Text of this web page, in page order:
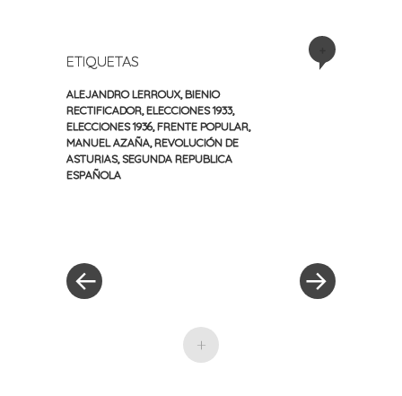
ETIQUETAS
ALEJANDRO LERROUX, BIENIO
RECTIFICADOR ELECCIONES 1933,
ELECCIONES 1936, FRENTE POPULAR
MANUEL AZAÑA REVOLUCIÓN DE
ASTURIAS, SEGUNDA REPUBLICA
ESPAÑOLA
entradas
+